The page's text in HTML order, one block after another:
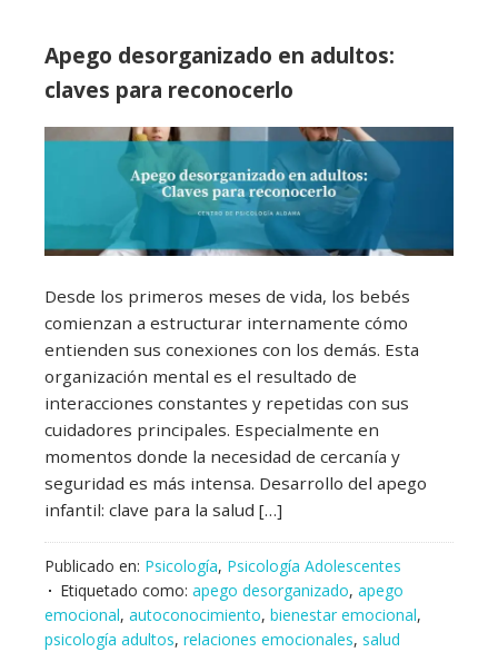
Apego desorganizado en adultos:
claves para reconocerlo
Desde los primeros meses de vida, los bebés
comienzan a estructurar internamente cómo
entienden sus conexiones con los demás. Esta
organización mental es el resultado de
interacciones constantes y repetidas con sus
cuidadores principales. Especialmente en
momentos donde la necesidad de cercanía y
seguridad es más intensa. Desarrollo del apego
infantil: clave para la salud […]
Publicado en: Psicología, Psicología Adolescentes
Etiquetado como: apego desorganizado, apego
emocional, autoconocimiento, bienestar emocional,
psicología adultos, relaciones emocionales, salud